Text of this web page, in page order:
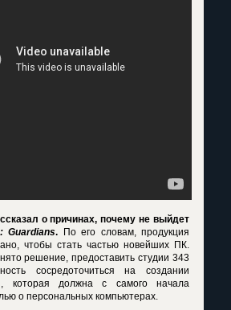
о причинах, почему не выйдет
Guardians. По его словам, продукция
чтобы стать частью новейших ПК.
решение, предоставить студии 343
сосредоточиться на создании
которая должна с самого начала
о персональных компьютерах.